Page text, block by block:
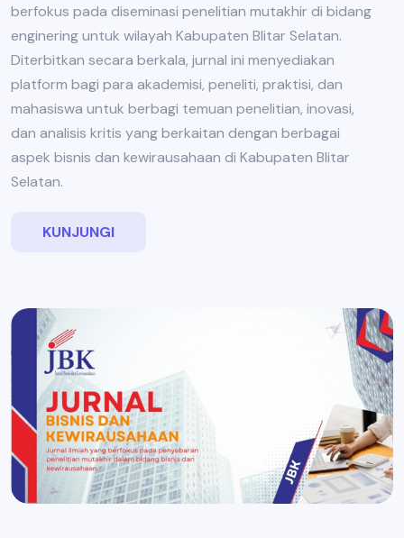
berfokus pada diseminasi penelitian mutakhir di bidang
enginering untuk wilayah Kabupaten Blitar Selatan.
Diterbitkan secara berkala, jurnal ini menyediakan
platform bagi para akademisi, peneliti, praktisi, dan
mahasiswa untuk berbagi temuan penelitian, inovasi,
dan analisis kritis yang berkaitan dengan berbagai
aspek bisnis dan kewirausahaan di Kabupaten Blitar
Selatan.
KUNJUNGI